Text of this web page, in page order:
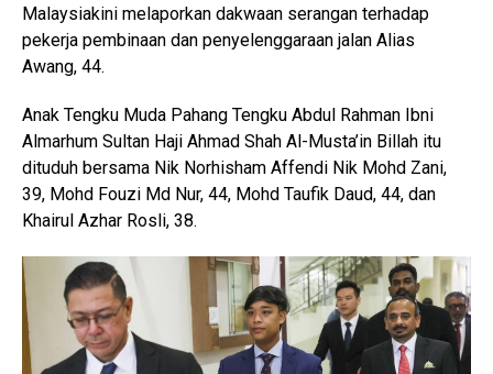
Malaysiakini melaporkan dakwaan serangan terhadap
pekerja pembinaan dan penyelenggaraan jalan Alias
Awang, 44.
Anak Tengku Muda Pahang Tengku Abdul Rahman Ibni
Almarhum Sultan Haji Ahmad Shah Al-Musta’in Billah itu
dituduh bersama Nik Norhisham Affendi Nik Mohd Zani,
39, Mohd Fouzi Md Nur, 44, Mohd Taufik Daud, 44, dan
Khairul Azhar Rosli, 38.